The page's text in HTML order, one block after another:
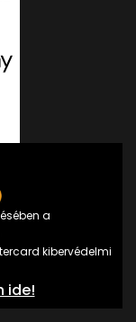
a
kibervédelmi
ide!